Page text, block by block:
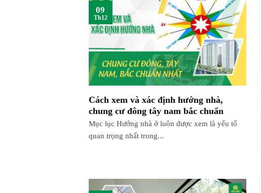
Cách xem và xác định hướng nhà,
chung cư đông tây nam bắc chuẩn
Mục lục Hướng nhà ở luôn được xem là yếu tố
quan trọng nhất trong...
09
Th12